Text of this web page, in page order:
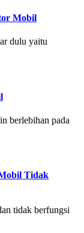
Mobil
dulu yaitu
berlebihan pada
Tidak
tidak berfungsi